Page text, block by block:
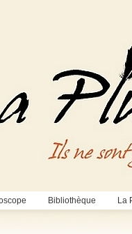
Bibliothèque La